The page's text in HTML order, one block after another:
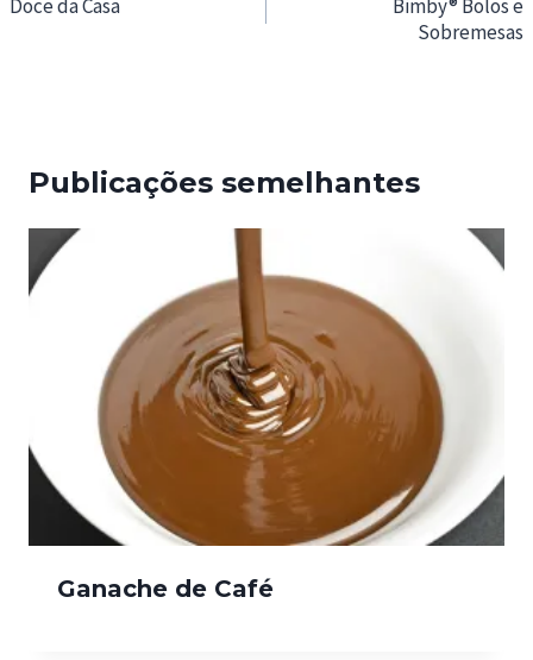
Doce da Casa
Bimby® Bolos e
Sobremesas
Publicações semelhantes
Ganache de Café